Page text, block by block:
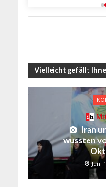
Vielleicht gefällt
Iran
wussten
Juni